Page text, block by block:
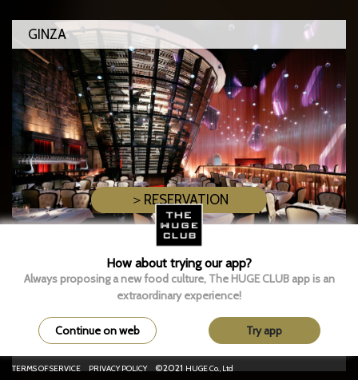
GINZA
＞RESERVATION
DAZZLE（銀座）
How about trying our app?
Always proposing a new food culture, The HUGE CLUB app is an
extraordinary experience!
Continue on web Try app
TERMS OF SERVICE PRIVACY POLICY ©2021 HUGE Co., Ltd